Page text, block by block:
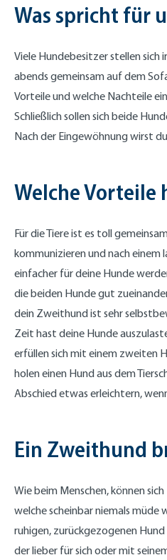
Was spricht für
Viele Hundebesitzer stellen sich
abends gemeinsam auf dem
Vorteile und welche Nachteile
Schließlich sollen sich beide
Nach der Eingewöhnung wirst
Welche Vorteile
Für die Tiere ist es toll
kommunizieren und nach einem
einfacher für deine Hunde
die beiden Hunde gut
dein Zweithund ist sehr
Zeit hast deine Hunde
erfüllen sich mit einem zweiten
holen einen Hund aus dem
Abschied etwas erleichtern,
Ein Zweithund
Wie beim Menschen, können
welche scheinbar niemals müde
ruhigen, zurückgezogenen
der lieber für sich oder mit